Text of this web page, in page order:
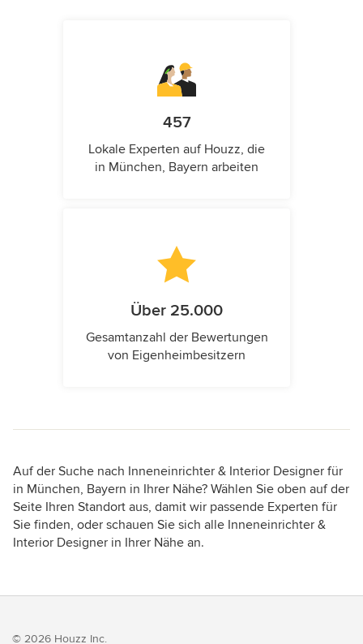
457
Lokale Experten auf Houzz, die
in München, Bayern arbeiten
Über 25.000
Gesamtanzahl der Bewertungen
von Eigenheimbesitzern
Auf der Suche nach Inneneinrichter & Interior Designer für
in München, Bayern in Ihrer Nähe? Wählen Sie oben auf der
Seite Ihren Standort aus, damit wir passende Experten für
Sie finden, oder schauen Sie sich alle Inneneinrichter &
Interior Designer in Ihrer Nähe an.
© 2026 Houzz Inc.